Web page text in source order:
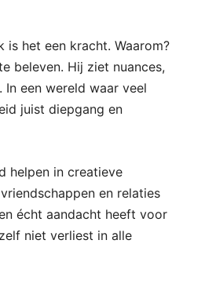
het een kracht. Waarom?
beleven. Hij ziet nuances,
een wereld waar veel
juist diepgang en
helpen in creatieve
en relaties
écht aandacht heeft voor
niet verliest in alle